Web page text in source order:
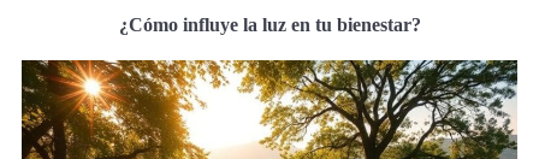
¿Cómo influye la luz en tu bienestar?